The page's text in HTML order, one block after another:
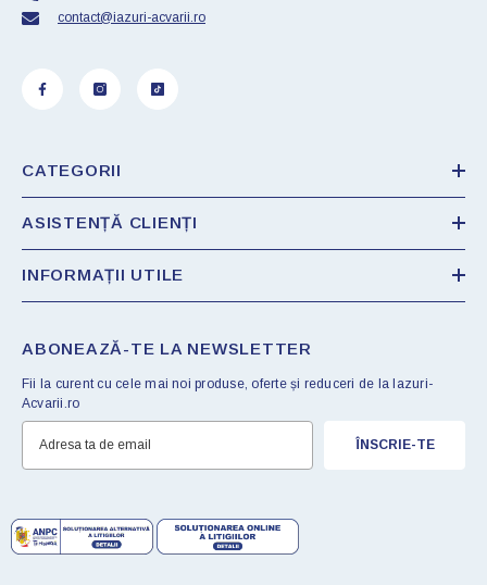
contact@iazuri-acvarii.ro
CATEGORII
ASISTENȚĂ CLIENȚI
INFORMAȚII UTILE
ABONEAZĂ-TE LA NEWSLETTER
Fii la curent cu cele mai noi produse, oferte și reduceri de la Iazuri-
Acvarii.ro
ÎNSCRIE-TE